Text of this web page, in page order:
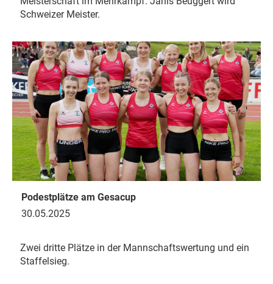
Schweizer Meister.
Podestplätze am Gesacup
30.05.2025
Zwei dritte Plätze in der Mannschaftswertung und ein
Staffelsieg.